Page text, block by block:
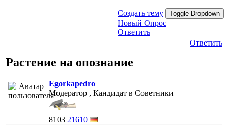
Создать тему Toggle Dropdown
Новый Опрос
Ответить
Ответить
Растение на опознание
Egorkapedro
Модератор , Кандидат в Советники
8103 21610